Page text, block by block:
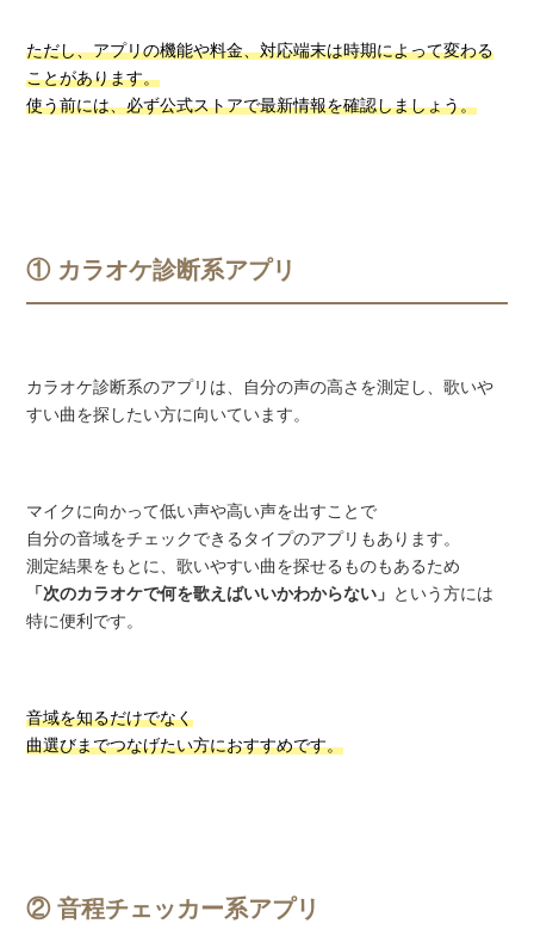
ただし、アプリの機能や料金、対応端末は時期によって変わる
ことがあります。
使う前には、必ず公式ストアで最新情報を確認しましょう。
① カラオケ診断系アプリ
カラオケ診断系のアプリは、自分の声の高さを測定し、歌いや
すい曲を探したい方に向いています。
マイクに向かって低い声や高い声を出すことで
自分の音域をチェックできるタイプのアプリもあります。
測定結果をもとに、歌いやすい曲を探せるものもあるため
「次のカラオケで何を歌えばいいかわからない」 という方には
特に便利です。
音域を知るだけでなく
曲選びまでつなげたい方におすすめです。
② 音程チェッカー系アプリ